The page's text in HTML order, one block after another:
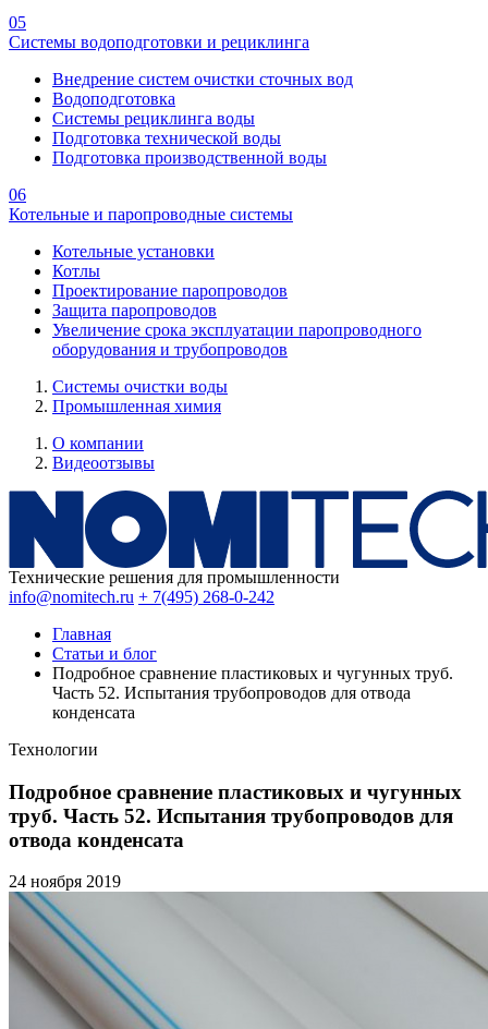
05
Системы водоподготовки и рециклинга
Внедрение систем очистки сточных вод
Водоподготовка
Системы рециклинга воды
Подготовка технической воды
Подготовка производственной воды
06
Котельные и паропроводные системы
Котельные установки
Котлы
Проектирование паропроводов
Защита паропроводов
Увеличение срока эксплуатации паропроводного
оборудования и трубопроводов
Системы очистки воды
Промышленная химия
О компании
Видеоотзывы
Технические решения для промышленности
info@nomitech.ru + 7(495) 268-0-242
Главная
Статьи и блог
Подробное сравнение пластиковых и чугунных труб.
Часть 52. Испытания трубопроводов для отвода
конденсата
Технологии
Подробное сравнение пластиковых и чугунных
труб. Часть 52. Испытания трубопроводов для
отвода конденсата
24 ноября 2019